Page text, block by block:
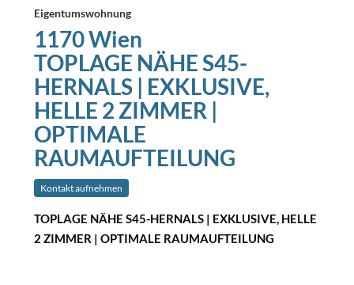
Eigentumswohnung
1170 Wien
TOPLAGE NÄHE S45-
HERNALS | EXKLUSIVE,
HELLE 2 ZIMMER |
OPTIMALE
RAUMAUFTEILUNG
Kontakt aufnehmen
TOPLAGE NÄHE S45-HERNALS | EXKLUSIVE, HELLE
2 ZIMMER | OPTIMALE RAUMAUFTEILUNG